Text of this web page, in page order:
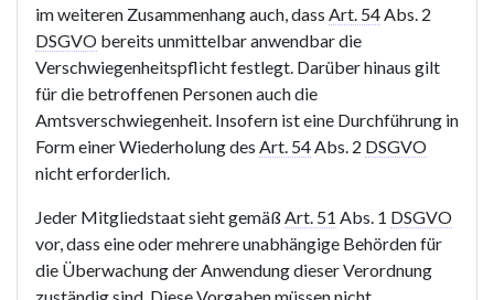
im weiteren Zusammenhang auch, dass Art. 54Abs. 2
DSGVO bereits unmittelbar anwendbar die
Verschwiegenheitspflicht festlegt. Darüber hinaus gilt
für die betroffenen Personen auch die
Amtsverschwiegenheit. Insofern ist eine Durchführung in
Form einer Wiederholung des Art. 54Abs. 2 DSGVO
nicht erforderlich.
Jeder Mitgliedstaat sieht gemäßArt. 51 Abs. 1 DSGVO
vor, dass eine oder mehrere unabhängige Behörden für
die Überwachung der Anwendung dieser Verordnung